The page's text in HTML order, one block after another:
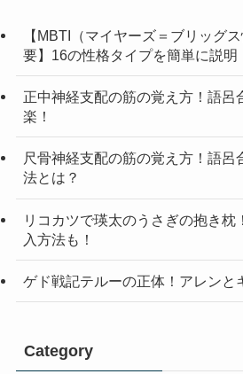
【MBTI（マイヤーズ＝ブリッグ
要】16の性格タイプを簡単に説明
正中神経支配の筋の覚え方！語呂
楽！
尺骨神経支配の筋の覚え方！語呂
法とは？
リコカツで瑛太のうさぎの抱き枕
入方法も！
ゲド戦記テルーの正体！アレンと
Category